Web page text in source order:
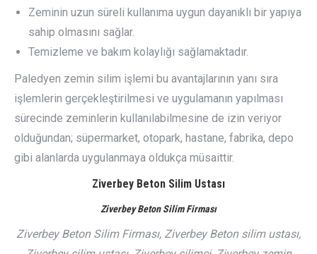
Zeminin uzun süreli kullanıma uygun dayanıklı bir yapıya
sahip olmasını sağlar.
Temizleme ve bakım kolaylığı sağlamaktadır.
Paledyen zemin silim işlemi bu avantajlarının yanı sıra
işlemlerin gerçekleştirilmesi ve uygulamanın yapılması
sürecinde zeminlerin kullanılabilmesine de izin veriyor
olduğundan; süpermarket, otopark, hastane, fabrika, depo
gibi alanlarda uygulanmaya oldukça müsaittir.
Ziverbey Beton Silim Ustası
Ziverbey Beton Silim Firması
Ziverbey Beton Silim Firması, Ziverbey Beton silim ustası,